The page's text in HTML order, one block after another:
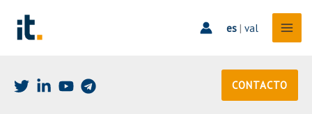
contenido
es| val
CONTACTO